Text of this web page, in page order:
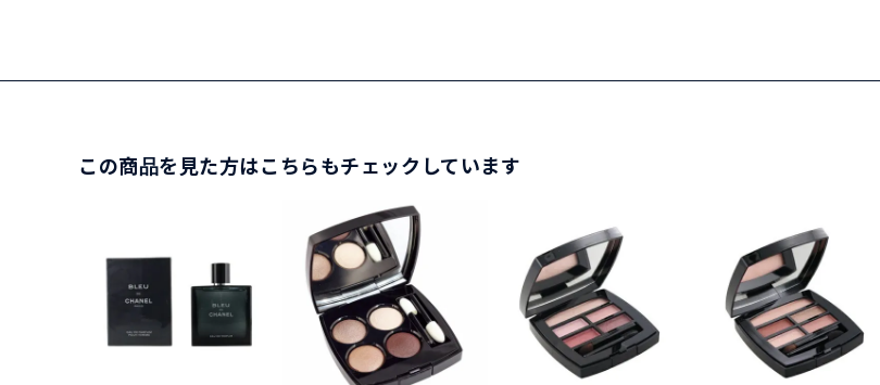
この商品を見た方はこちらもチェックしています